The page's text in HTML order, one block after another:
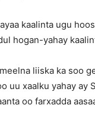
kaalinta ugu
hogan-yahay
liiska ka soo
uu xaalku yahay ay
oo farxadda